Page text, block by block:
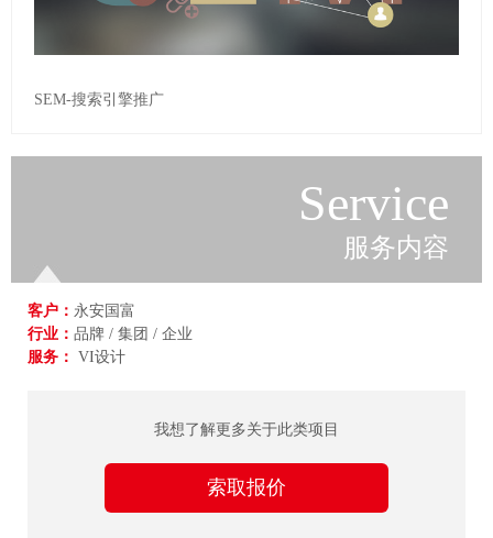
SEM-搜索引擎推广
Service
服务内容
客户： 永安国富
行业： 品牌 / 集团 / 企业
服务： VI设计
我想了解更多关于此类项目
索取报价